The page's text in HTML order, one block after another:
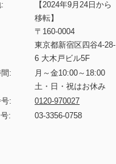
【2024年9月24日から
移転】
〒160-0004
東京都新宿区四谷4-28-
6 大木戸ビル5F
:
月～金10:00～18:00
土・日・祝はお休み
:
0120-970027
:
03-3356-0758